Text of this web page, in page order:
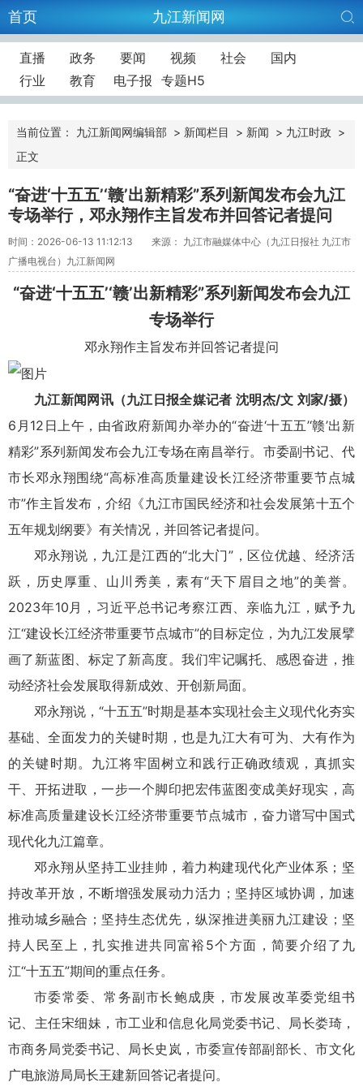
首页 九江新闻网
直播 政务 要闻 视频 社会
国内
行业
教育 电子报 专题H5
当前位置： 九江新闻网编辑部 > 新闻栏目 > 新闻 > 九江时政 >
正文
“奋进‘十五五’‘赣’出新精彩”系列新闻发布会九江
专场举行，邓永翔作主旨发布并回答记者提问
时间：2026-06-13 11:12:13
来源： 九江市融媒体中心（九江日报社 九江市
广播电视台）九江新闻网
“奋进‘十五五’‘赣’出新精彩”系列新闻发布会九江
专场举行
邓永翔作主旨发布并回答记者提问
九江新闻网讯（九江日报全媒记者 沈明杰/文 刘家/摄）
6月12日上午，由省政府新闻办举办的“奋进‘十五五’‘赣’出新
精彩”系列新闻发布会九江专场在南昌举行。市委副书记、代
市长邓永翔围绕“高标准高质量建设长江经济带重要节点城
市”作主旨发布，介绍《九江市国民经济和社会发展第十五个
五年规划纲要》有关情况，并回答记者提问。
邓永翔说，九江是江西的“北大门”，区位优越、经济活
跃，历史厚重、山川秀美，素有“天下眉目之地”的美誉。
2023年10月，习近平总书记考察江西、亲临九江，赋予九
江“建设长江经济带重要节点城市”的目标定位，为九江发展擘
画了新蓝图、标定了新高度。我们牢记嘱托、感恩奋进，推
动经济社会发展取得新成效、开创新局面。
邓永翔说，“十五五”时期是基本实现社会主义现代化夯实
基础、全面发力的关键时期，也是九江大有可为、大有作为
的关键时期。九江将牢固树立和践行正确政绩观，真抓实
干、开拓进取，一步一个脚印把宏伟蓝图变成美好现实，高
标准高质量建设长江经济带重要节点城市，奋力谱写中国式
现代化九江篇章。
邓永翔从坚持工业挂帅，着力构建现代化产业体系；坚
持改革开放，不断增强发展动力活力；坚持区域协调，加速
推动城乡融合；坚持生态优先，纵深推进美丽九江建设；坚
持人民至上，扎实推进共同富裕5个方面，简要介绍了九
江“十五五”期间的重点任务。
市委常委、常务副市长鲍成庚，市发展改革委党组书
记、主任宋细妹，市工业和信息化局党委书记、局长娄琦，
市商务局党委书记、局长史岚，市委宣传部副部长、市文化
广电旅游局局长王建新回答记者提问。